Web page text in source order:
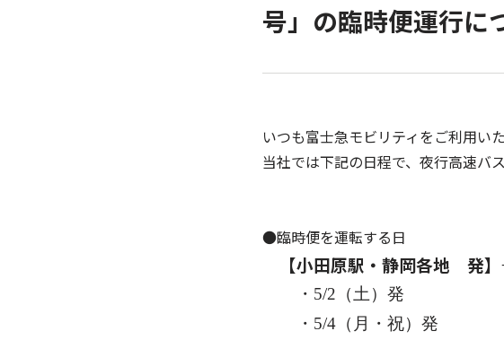
号」の臨時便運行に
いつも富士急モビリティをご利用い
当社では下記の日程で、夜行高速バ
●臨時便を運転する日
【小田原駅・静岡各地 発】
・5/2 （土）発
・5/4 （月・祝）発